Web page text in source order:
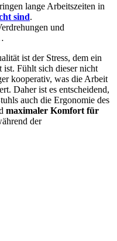
lange Arbeitszeiten in
sind.
und
ist der Stress, dem ein
ist. Fühlt sich dieser nicht
kooperativ, was die Arbeit
Daher ist es entscheidend,
auch die Ergonomie des
maximaler Komfort für
der